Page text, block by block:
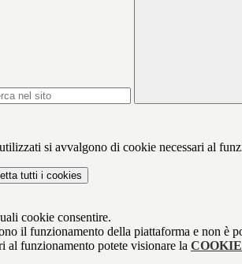
si avvalgono di cookie necessari al
tutti i cookies
cookie consentire.
il funzionamento della piattaforma e non è
al funzionamento potete visionare la